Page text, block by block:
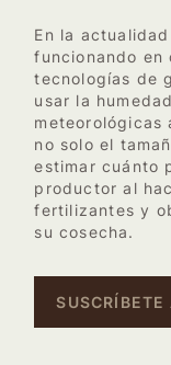
En la
funcionando en
tecnologías de
usar la
meteorológicas
no solo el
estimar cuánto
productor al
fertilizantes y
su cosecha.